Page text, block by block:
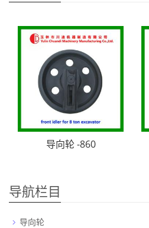
导向轮 -860
导航栏目
导向轮